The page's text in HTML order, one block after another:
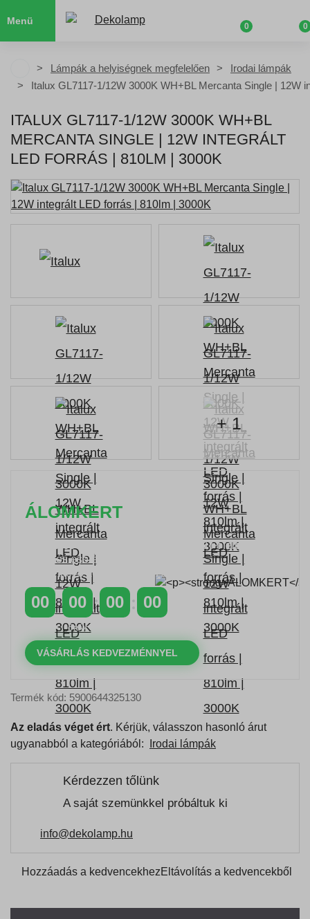
Menü
0 0
Lámpák a helyiségnek megfelelően
Irodai lámpák
Italux GL7117-1/12W 3000K WH+BL Mercanta Single | 12W
ITALUX GL7117-1/12W 3000K WH+BL
MERCANTA SINGLE | 12W INTEGRÁLT
LED FORRÁS | 810LM | 3000K
+ 1
ÁLOMKERT
Időszakos 20% kedvezmény 150 000 Ft feletti
rendelés esetén
a következő kóddal: VIP20HU
00 00
ÓRÁK
00 00
VÁSÁRLÁS KEDVEZMÉNNYEL
Termék kód: 5900644325130
Az eladás véget ért. Kérjük, válasszon hasonló árut
ugyanabból a kategóriából:
Irodai lámpák
Kérdezzen tőlünk
A saját szemünkkel próbáltuk ki
info@dekolamp.hu
Hozzáadás a kedvencekhezEltávolítás a kedvencekből